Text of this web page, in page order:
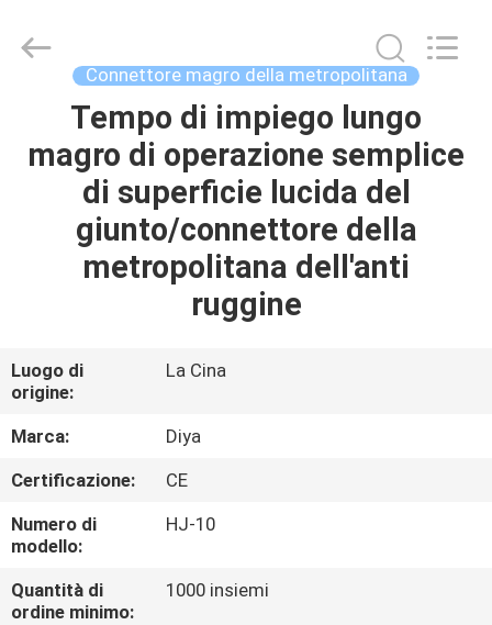
CASA
PRODOTTI
CIRCA
GIRO
DELLA
FABBRICA
CONTROLLO
DI
QUALITÀ
Equipment
Connettore magro della metropolitana
Tempo di impiego lungo
magro di operazione semplice
di superficie lucida del
giunto/connettore della
metropolitana dell'anti
ruggine
Luogo di
origine:
La Cina
Marca:
Diya
Certificazione:
CE
Numero di
modello:
HJ-10
Quantità di
ordine minimo:
1000 insiemi